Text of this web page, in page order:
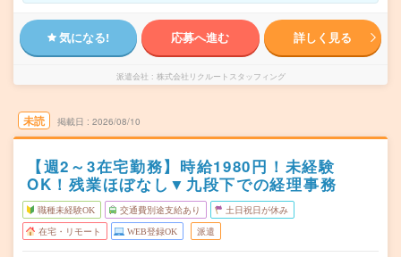
気になる! 応募へ進む 詳しく見る
派遣会社 株式会社リクルートスタッフィング
未読 掲載日 2026/08/10
【週2～3在宅勤務】時給1980円！未経験
OK！残業ほぼなし▼九段下での経理事務
職種未経験OK 交通費別途支給あり 土日祝日が休み
在宅・リモート WEB登録OK 派遣